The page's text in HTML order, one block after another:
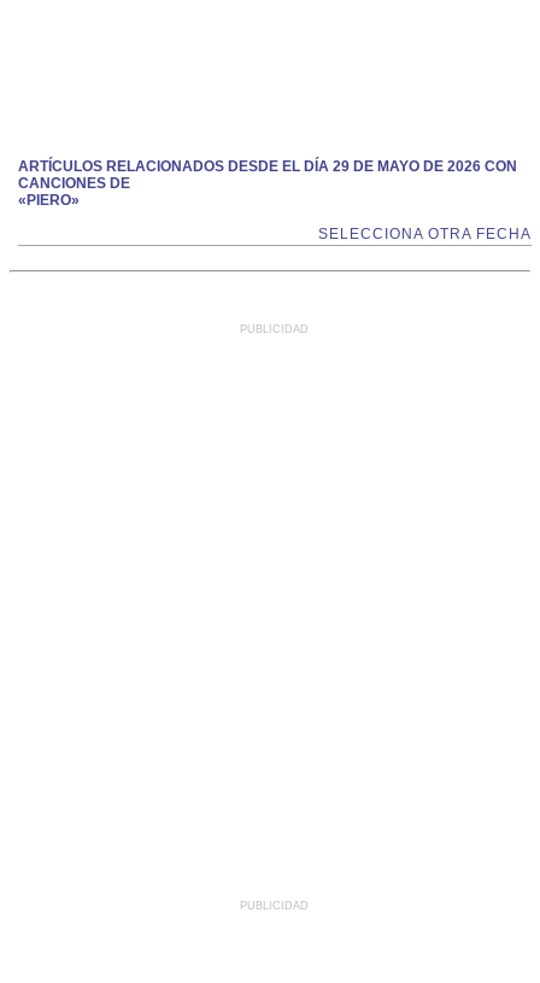
ARTÍCULOS RELACIONADOS DESDE EL DÍA 29 DE MAYO DE 2026 CON
CANCIONES DE
«PIERO»
SELECCIONA OTRA FECHA
PUBLICIDAD
PUBLICIDAD